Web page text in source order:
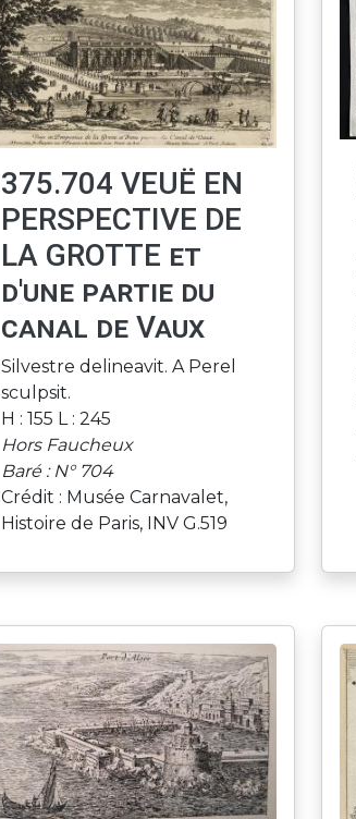
375.704 VEUË EN
PERSPECTIVE DE
LA GROTTE et
d'une partie du
canal de Vaux
Silvestre delineavit. A Perel
sculpsit.
H : 155 L : 245
Hors Faucheux
Baré : N° 704
Crédit : Musée Carnavalet,
Histoire de Paris, INV G.519